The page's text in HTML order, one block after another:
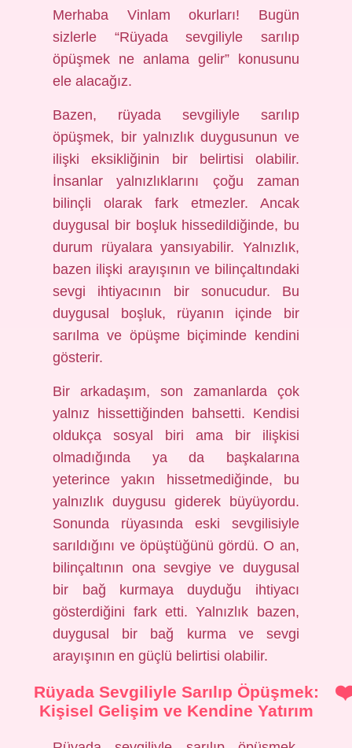
Merhaba Vinlam okurları! Bugün
sizlerle “Rüyada sevgiliyle sarılıp
öpüşmek ne anlama gelir” konusunu
ele alacağız.
Bazen, rüyada sevgiliyle sarılıp
öpüşmek, bir yalnızlık duygusunun ve
ilişki eksikliğinin bir belirtisi olabilir.
İnsanlar yalnızlıklarını çoğu zaman
bilinçli olarak fark etmezler. Ancak
duygusal bir boşluk hissedildiğinde, bu
durum rüyalara yansıyabilir. Yalnızlık,
bazen ilişki arayışının ve bilinçaltındaki
sevgi ihtiyacının bir sonucudur. Bu
duygusal boşluk, rüyanın içinde bir
sarılma ve öpüşme biçiminde kendini
gösterir.
Bir arkadaşım, son zamanlarda çok
yalnız hissettiğinden bahsetti. Kendisi
oldukça sosyal biri ama bir ilişkisi
olmadığında ya da başkalarına
yeterince yakın hissetmediğinde, bu
yalnızlık duygusu giderek büyüyordu.
Sonunda rüyasında eski sevgilisiyle
sarıldığını ve öpüştüğünü gördü. O an,
bilinçaltının ona sevgiye ve duygusal
bir bağ kurmaya duyduğu ihtiyacı
gösterdiğini fark etti. Yalnızlık bazen,
duygusal bir bağ kurma ve sevgi
arayışının en güçlü belirtisi olabilir.
Rüyada Sevgiliyle Sarılıp Öpüşmek:
Kişisel Gelişim ve Kendine Yatırım